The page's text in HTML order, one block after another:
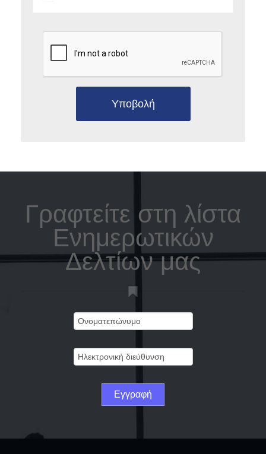
Υποβολή
Γραφτείτε στη λίστα
Ενημερωτικών
Δελτίων μας